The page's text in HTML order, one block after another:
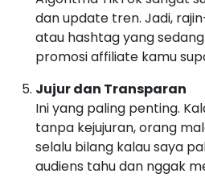
dan update tren. Jadi,
atau hashtag yang
promosi affiliate kamu
Jujur dan Transparan
Ini yang paling penting.
tanpa kejujuran, orang
selalu bilang kalau saya
audiens tahu dan nggak